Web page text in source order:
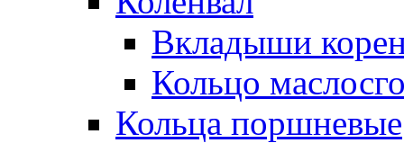
Вкладыши
Кольцо
Кольца поршневые